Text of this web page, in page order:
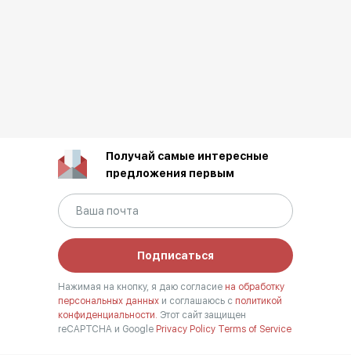
Получай самые интересные
предложения первым
Подписаться
Нажимая на кнопку, я даю согласие на обработку
персональных данных и соглашаюсь с политикой
конфиденциальности. Этот сайт защищен
reCAPTCHA и Google Privacy Policy Terms of Service